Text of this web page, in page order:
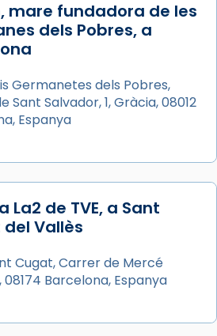
de juliol, ha tingut lloc la
gràcies en agraïment al
de la visita apostòlica
XIV a Barcelona, i als
la Catedral de Barcelona.
el cardenal Joan
la missa i l’ha
auxiliar de Barcelona,
de Barcelona
mare fundadora de les
dels Pobres, a
Germanetes dels Pobres,
Sant Salvador, 1, Gràcia, 08012
Espanya
La2 de TVE, a Sant
Vallès
Cugat, Carrer de Mercé
08174 Barcelona, Espanya